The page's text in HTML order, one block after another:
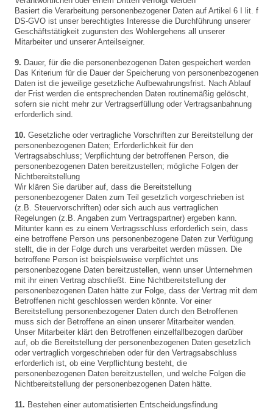
Basiert die Verarbeitung personenbezogener Daten auf Artikel 6 I lit. f
DS-GVO ist unser berechtigtes Interesse die Durchführung unserer
Geschäftstätigkeit zugunsten des Wohlergehens all unserer
Mitarbeiter und unserer Anteilseigner.
9. Dauer, für die die personenbezogenen Daten gespeichert werden
Das Kriterium für die Dauer der Speicherung von personenbezogenen
Daten ist die jeweilige gesetzliche Aufbewahrungsfrist. Nach Ablauf
der Frist werden die entsprechenden Daten routinemäßig gelöscht,
sofern sie nicht mehr zur Vertragserfüllung oder Vertragsanbahnung
erforderlich sind.
10. Gesetzliche oder vertragliche Vorschriften zur Bereitstellung der
personenbezogenen Daten; Erforderlichkeit für den
Vertragsabschluss; Verpflichtung der betroffenen Person, die
personenbezogenen Daten bereitzustellen; mögliche Folgen der
Nichtbereitstellung
Wir klären Sie darüber auf, dass die Bereitstellung
personenbezogener Daten zum Teil gesetzlich vorgeschrieben ist
(z.B. Steuervorschriften) oder sich auch aus vertraglichen
Regelungen (z.B. Angaben zum Vertragspartner) ergeben kann.
Mitunter kann es zu einem Vertragsschluss erforderlich sein, dass
eine betroffene Person uns personenbezogene Daten zur Verfügung
stellt, die in der Folge durch uns verarbeitet werden müssen. Die
betroffene Person ist beispielsweise verpflichtet uns
personenbezogene Daten bereitzustellen, wenn unser Unternehmen
mit ihr einen Vertrag abschließt. Eine Nichtbereitstellung der
personenbezogenen Daten hätte zur Folge, dass der Vertrag mit dem
Betroffenen nicht geschlossen werden könnte. Vor einer
Bereitstellung personenbezogener Daten durch den Betroffenen
muss sich der Betroffene an einen unserer Mitarbeiter wenden.
Unser Mitarbeiter klärt den Betroffenen einzelfallbezogen darüber
auf, ob die Bereitstellung der personenbezogenen Daten gesetzlich
oder vertraglich vorgeschrieben oder für den Vertragsabschluss
erforderlich ist, ob eine Verpflichtung besteht, die
personenbezogenen Daten bereitzustellen, und welche Folgen die
Nichtbereitstellung der personenbezogenen Daten hätte.
11. Bestehen einer automatisierten Entscheidungsfindung